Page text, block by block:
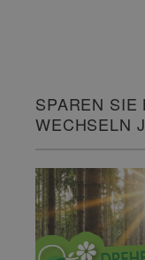
SPAREN SIE
WECHSELN